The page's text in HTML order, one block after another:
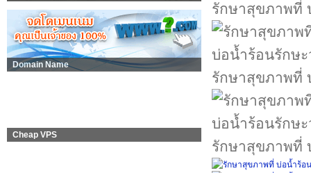
Domain Name
Cheap VPS
รักษาสุขภาพที่
รักษาสุขภาพที่
รักษาสุขภาพที่